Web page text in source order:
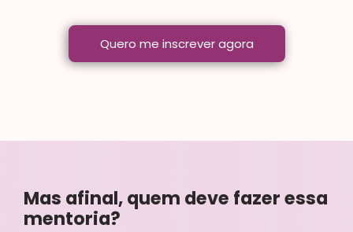
Quero me inscrever agora
Mas afinal, quem deve fazer essa
mentoria?